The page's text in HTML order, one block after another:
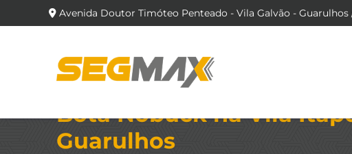
Avenida Doutor Timóteo Penteado - Vila Galvão - Guarulhos
Bota Nobuck na Vila
Guarulhos